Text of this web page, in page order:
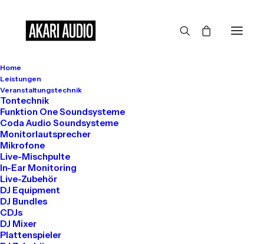
Home
Leistungen
Veranstaltungstechnik
Tontechnik
Funktion One Soundsysteme
Coda Audio Soundsysteme
Monitorlautsprecher
Mikrofone
Live-Mischpulte
In-Ear Monitoring
Live-Zubehör
DJ Equipment
DJ Bundles
CDJs
DJ Mixer
Plattenspieler
Großes kündigt sich an
Hier bahnt sich etwas Großes an! Unser Shop ist in Arbeit und
wird bald veröffentlicht!